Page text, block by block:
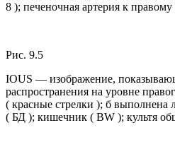
8 ); печеночная артерия к
Рис. 9.5
IOUS — изображение,
распространения на уровне
( красные стрелки ); б выполнена
( БД ); кишечник ( BW ); культя